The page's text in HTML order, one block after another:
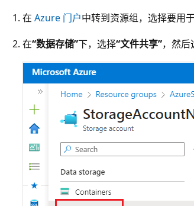
在 Azure 门户中转到资源组，选择要用
在“数据存储”下，选择“文件共享”，然后